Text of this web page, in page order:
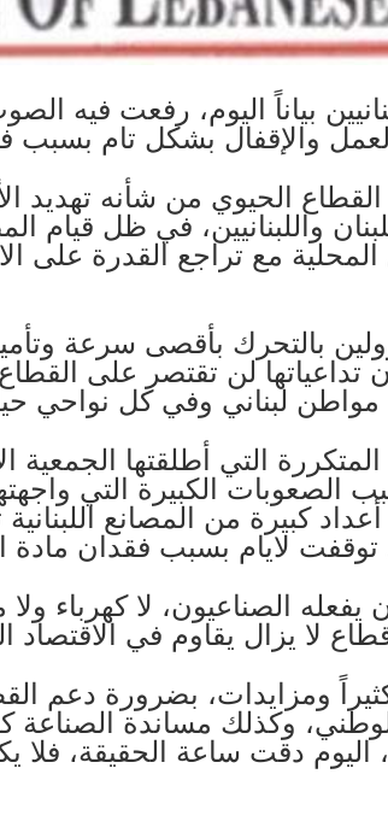
بياناً اليوم، رفعت فيه
والإقفال بشكل تام بسبب
الحيوي من شأنه تهديد
واللبنانيين، في ظل قيام
مع تراجع القدرة على
بالتحرك بأقصى سرعة
تداعياتها لن تقتصر على
لبناني وفي كل نواحي
التي أطلقتها الجمعية
الصعوبات الكبيرة التي
كبيرة من المصانع
لايام بسبب فقدان مادة
الصناعيون، لا كهرباء ولا
لا يزال يقاوم في الاقتصاد
ومزايدات، بضرورة دعم
وكذلك مساندة الصناعة
اليوم دقت ساعة الحقيقة، فلا